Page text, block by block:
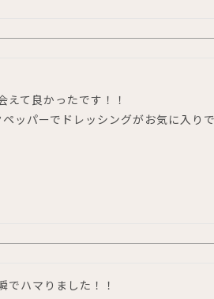
えて良かったです！！
ッパーでドレッシングがお気に入り
でハマりました！！